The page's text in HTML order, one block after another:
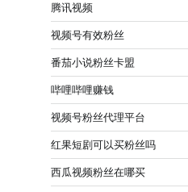
腾讯视频
视频号有效粉丝
番茄小说粉丝卡盟
哔哩哔哩赚钱
视频号粉丝代理平台
红果短剧可以买粉丝吗
西瓜视频粉丝在哪买